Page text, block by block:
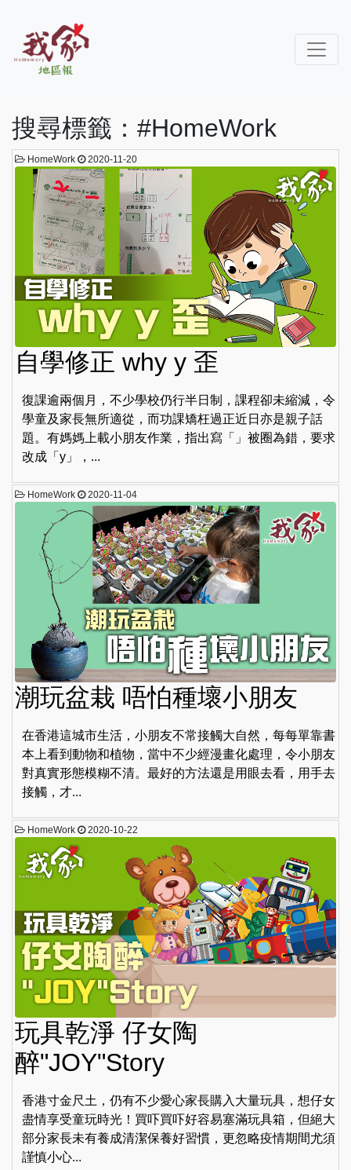
搜尋標籤：#HomeWork
HomeWork 2020-11-20
自學修正 why y 歪
復課逾兩個月，不少學校仍行半日制，課程卻未縮減，令
學童及家長無所適從，而功課矯枉過正近日亦是親子話
題。有媽媽上載小朋友作業，指出寫「」被圈為錯，要求
改成「y」，...
HomeWork 2020-11-04
潮玩盆栽 唔怕種壞小朋友
在香港這城市生活，小朋友不常接觸大自然，每每單靠書
本上看到動物和植物，當中不少經漫畫化處理，令小朋友
對真實形態模糊不清。最好的方法還是用眼去看，用手去
接觸，才...
HomeWork 2020-10-22
玩具乾淨 仔女陶
醉"JOY"Story
香港寸金尺土，仍有不少愛心家長購入大量玩具，想仔女
盡情享受童玩時光！買吓買吓好容易塞滿玩具箱，但絕大
部分家長未有養成清潔保養好習慣，更忽略疫情期間尤須
謹慎小心...